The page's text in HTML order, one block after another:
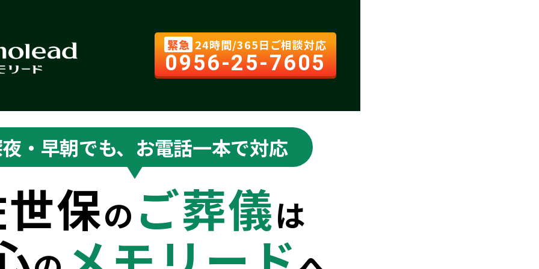
緊急 24時間/365日ご相談対応
0956-25-7605
・早朝でも、お電話一本で対応
保の ご葬儀は